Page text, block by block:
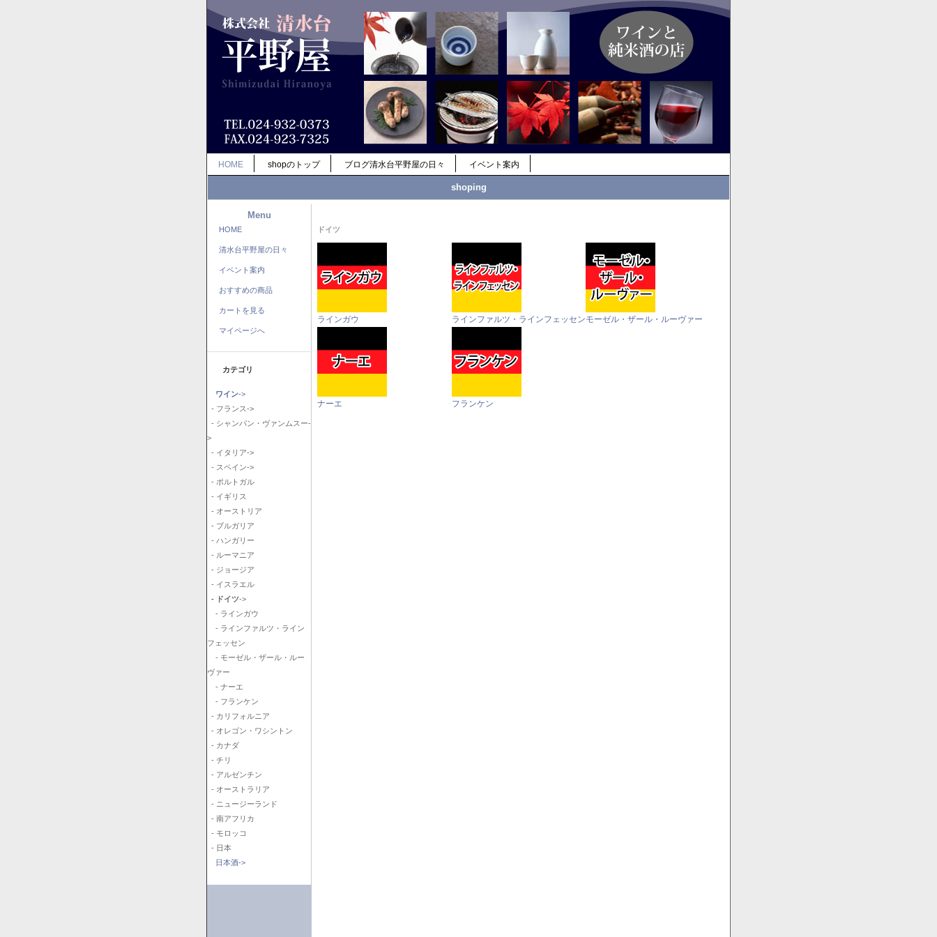
HOME shopのトップ ブログ清水台平野屋の日々 イベント案内
shoping
Menu
HOME
清水台平野屋の日々
イベント案内
おすすめの商品
カートを見る
マイページへ
カテゴリ
ワイン->
- フランス->
- シャンパン・ヴァンムスー-
>
- イタリア->
- スペイン->
- ポルトガル
- イギリス
- オーストリア
- ブルガリア
- ハンガリー
- ルーマニア
- ジョージア
- イスラエル
- ドイツ->
- ラインガウ
- ラインファルツ・ライン
フェッセン
- モーゼル・ザール・ルー
ヴァー
- ナーエ
- フランケン
- カリフォルニア
- オレゴン・ワシントン
- カナダ
- チリ
- アルゼンチン
- オーストラリア
- ニュージーランド
- 南アフリカ
- モロッコ
- 日本
日本酒->
ドイツ
ラインガウ ラインファルツ・ラインフェッセンモーゼル・ザール・ルーヴァー
ナーエ フランケン